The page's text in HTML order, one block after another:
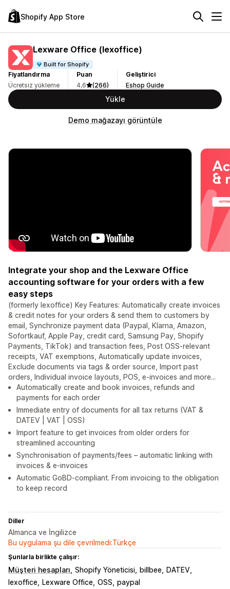
Shopify App Store
Lexware Office (lexoffice)
Built for Shopify
Fiyatlandırma
Ücretsiz yükleme
Puan
4,6
(266)
Geliştirici
Eshop Guide
Yükle
Demo mağazayı görüntüle
Integrate your shop and the Lexware Office
accounting software for your orders with a few
easy steps
(formerly lexoffice) Key Features: Automatically create invoices
& credit notes for your orders & send them to customers by
email, Synchronize payment data (Paypal, Klarna, Amazon,
Sofortkauf, Apple Pay, credit card, Samsung Pay, Shopify
Payments, TikTok) and transaction fees, Post OSS-relevant
receipts, VAT exemptions, Automatically update invoices,
Exclude documents via tags & order source, Import past
orders, Individual invoice layouts, POS, e-invoices and more...
Automatically create and book invoices, refunds and
payments for each order
Immediate entry of documents for all tax returns (VAT &
DATEV | VAT | OSS)
Import feature to get invoices from older orders for
streamlined accounting
Synchronisation of payments/fees – automatic linking with
invoices & e-invoices
Automatic GoBD-compliant. From invoicing to the obligation
to keep record
Diller
Almanca ve İngilizce
Bu uygulama şu dile çevrilmedi:Türkçe
Şunlarla birlikte çalışır:
Müşteri hesapları Shopify Yöneticisi billbee
DATEV
lexoffice
Lexware Office OSS paypal